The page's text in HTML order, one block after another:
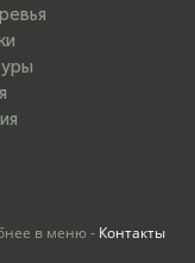
в меню - Контакты